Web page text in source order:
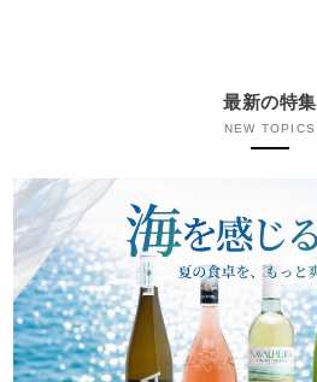
最新の特集
NEW TOPICS